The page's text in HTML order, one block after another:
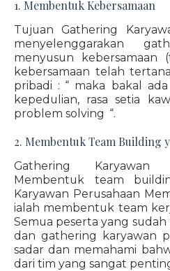
1. Membentuk Kebersamaan
Tujuan Gathering
menyelenggarakan
menyusun kebersamaan
kebersamaan telah
pribadi : “ maka bakal
kepedulian, rasa setia
problem solving “.
2. Membentuk Team Building
Gathering Karyawan
Membentuk team
Karyawan Perusahaan
ialah membentuk team
Semua peserta yang
dan gathering karyawan
sadar dan memahami
dari tim yang sangat